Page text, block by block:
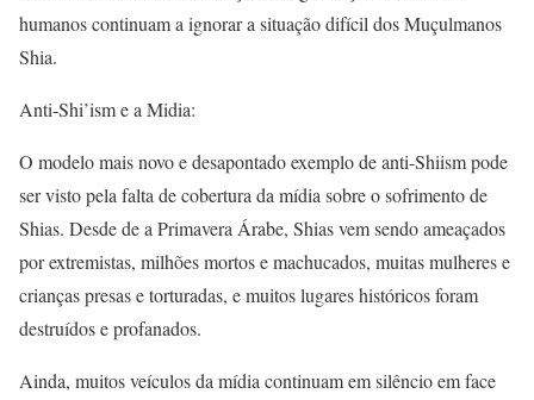
humanos continuam a ignorar a situação difícil dos Muçulmanos
Shia.
Anti-Shi’ism e a Midia:
O modelo mais novo e desapontado exemplo de anti-Shiism pode
ser visto pela falta de cobertura da mídia sobre o sofrimento de
Shias. Desde de a Primavera Árabe, Shias vem sendo ameaçados
por extremistas, milhões mortos e machucados, muitas mulheres e
crianças presas e torturadas, e muitos lugares históricos foram
destruídos e profanados.
Ainda, muitos veículos da mídia continuam em silêncio em face